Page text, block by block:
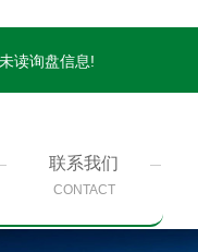
读询盘信息!
联系我们
CONTACT